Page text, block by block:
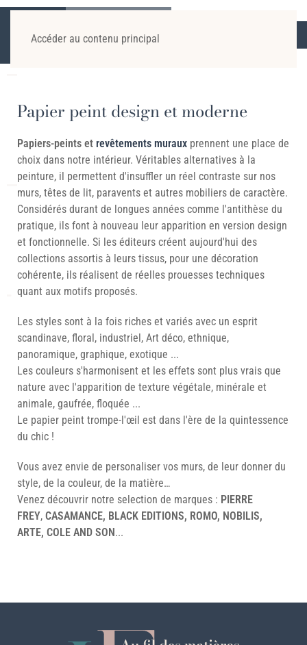
Accéder au contenu principal
PEINTS
Papier peint design et moderne
Papiers-peints et revêtements muraux prennent une place de
choix dans notre intérieur. Véritables alternatives à la
peinture, il permettent d'insuffler un réel contraste sur nos
murs, têtes de lit, paravents et autres mobiliers de caractère.
Considérés durant de longues années comme l'antithèse du
pratique, ils font à nouveau leur apparition en version design
et fonctionnelle. Si les éditeurs créent aujourd'hui des
collections assortis à leurs tissus, pour une décoration
cohérente, ils réalisent de réelles prouesses techniques
quant aux motifs proposés.
Les styles sont à la fois riches et variés avec un esprit
scandinave, floral, industriel, Art déco, ethnique,
panoramique, graphique, exotique ...
Les couleurs s'harmonisent et les effets sont plus vrais que
nature avec l'apparition de texture végétale, minérale et
animale, gaufrée, floquée ...
Le papier peint trompe-l'œil est dans l'ère de la quintessence
du chic !
Vous avez envie de personaliser vos murs, de leur donner du
style, de la couleur, de la matière…
Venez découvrir notre selection de marques : PIERRE
FREY, CASAMANCE, BLACK EDITIONS, ROMO, NOBILIS,
ARTE, COLE AND SON...